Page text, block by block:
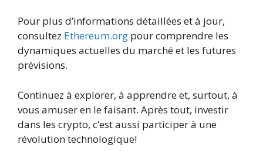
Pour plus d’informations détaillées et à jour,
consultez Ethereum.org pour comprendre les
dynamiques actuelles du marché et les futures
prévisions.
Continuez à explorer, à apprendre et, surtout, à
vous amuser en le faisant. Après tout, investir
dans les crypto, c’est aussi participer à une
révolution technologique!